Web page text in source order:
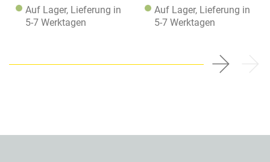
Auf Lager, Lieferung in
5-7 Werktagen
Auf Lager, Lieferung in
5-7 Werktagen